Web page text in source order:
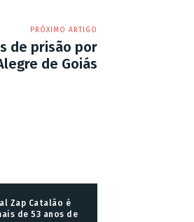
PRÓXIMO ARTIGO
de prisão por
de Goiás
Zap Catalão é
de 53 anos de